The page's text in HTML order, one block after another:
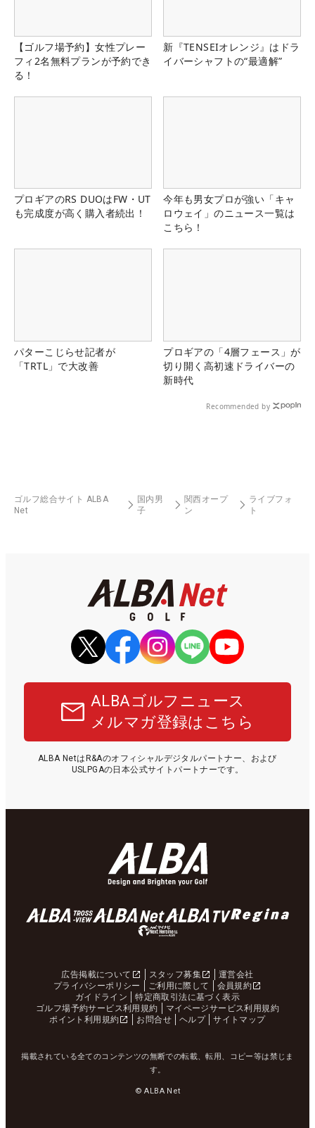
【ゴルフ場予約】女性プレー
フィ2名無料プランが予約でき
る！
新『TENSEIオレンジ』はドラ
イバーシャフトの“最適解”
プロギアのRS DUOはFW・UT
も完成度が高く購入者続出！
今年も男女プロが強い「キャ
ロウェイ」のニュース一覧は
こちら！
パターこじらせ記者が
「TRTL」で大改善
プロギアの「4層フェース」が
切り開く高初速ドライバーの
新時代
Recommended by
ゴルフ総合サイト ALBA
Net
国内男
子
関西オープ
ン
ライブフォ
ト
ALBAゴルフニュース
メルマガ登録はこちら
ALBA NetはR&Aのオフィシャルデジタルパートナー、および
USLPGAの日本公式サイトパートナーです。
広告掲載について スタッフ募集
運営会社
プライバシーポリシー
ご利用に際して
会員規約
ガイドライン
特定商取引法に基づく表示
ゴルフ場予約サービス利用規約
マイページサービス利用規約
ポイント利用規約
お問合せ ヘルプ サイトマップ
掲載されている全てのコンテンツの無断での転載、転用、コピー等は禁じま
す。
© ALBA Net